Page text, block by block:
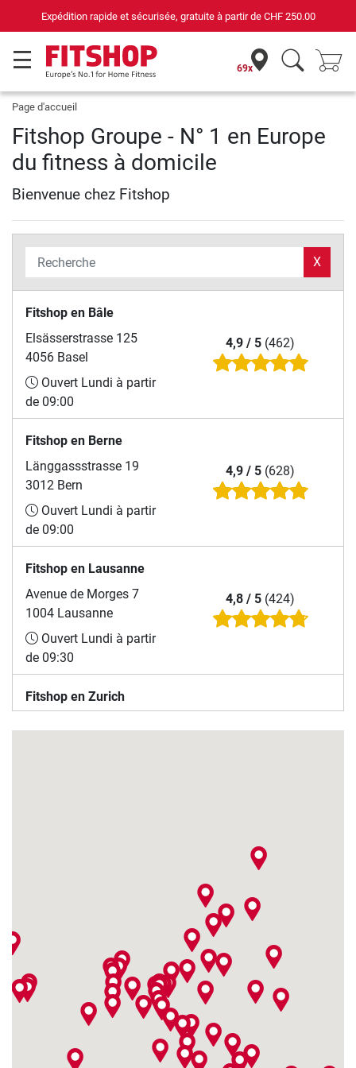
Expédition rapide et sécurisée, gratuite à partir de CHF 250.00
69x
Page d'accueil
Fitshop Groupe - N° 1 en Europe
du fitness à domicile
Bienvenue chez Fitshop
X
Fitshop en Bâle
Elsässerstrasse 125
4056 Basel
Ouvert Lundi à partir
de 09:00
4,9 / 5 (462)
Fitshop en Berne
Länggassstrasse 19
3012 Bern
Ouvert Lundi à partir
de 09:00
4,9 / 5 (628)
Fitshop en Lausanne
Avenue de Morges 7
1004 Lausanne
Ouvert Lundi à partir
de 09:30
4,8 / 5 (424)
Fitshop en Zurich
4,8 / 5(803)
4,9 / 5(538)
Fitshop en Augsbourg
Gögginger Straße 49
86159 Augsburg
Ouvert Lundi à partir
de 10:00
4,7 / 5 (289)